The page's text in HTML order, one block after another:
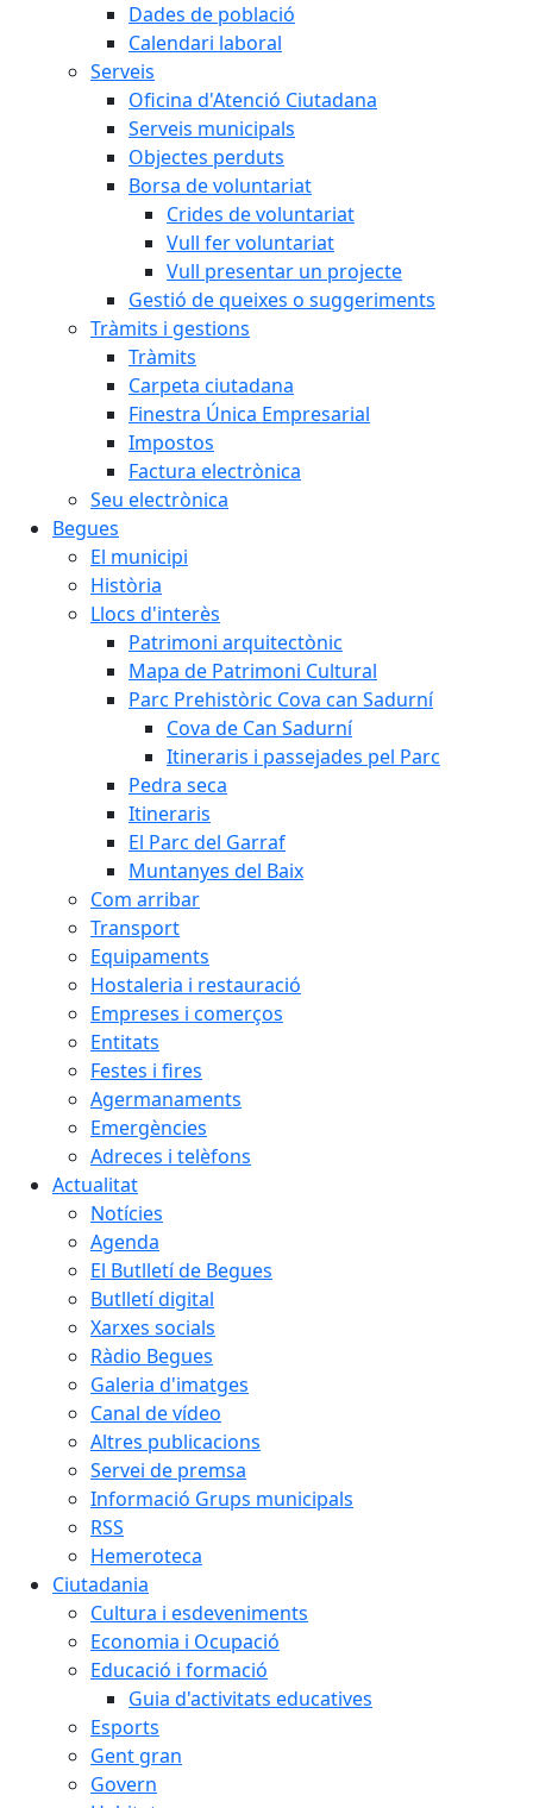
Dades de població
Calendari laboral
Serveis
Oficina d'Atenció Ciutadana
Serveis municipals
Objectes perduts
Borsa de voluntariat
Crides de voluntariat
Vull fer voluntariat
Vull presentar un projecte
Gestió de queixes o suggeriments
Tràmits i gestions
Tràmits
Carpeta ciutadana
Finestra Única Empresarial
Impostos
Factura electrònica
Seu electrònica
Begues
El municipi
Història
Llocs d'interès
Patrimoni arquitectònic
Mapa de Patrimoni Cultural
Parc Prehistòric Cova can Sadurní
Cova de Can Sadurní
Itineraris i passejades pel Parc
Pedra seca
Itineraris
El Parc del Garraf
Muntanyes del Baix
Com arribar
Transport
Equipaments
Hostaleria i restauració
Empreses i comerços
Entitats
Festes i fires
Agermanaments
Emergències
Adreces i telèfons
Actualitat
Notícies
Agenda
El Butlletí de Begues
Butlletí digital
Xarxes socials
Ràdio Begues
Galeria d'imatges
Canal de vídeo
Altres publicacions
Servei de premsa
Informació Grups municipals
RSS
Hemeroteca
Ciutadania
Cultura i esdeveniments
Economia i Ocupació
Educació i formació
Guia d'activitats educatives
Esports
Gent gran
Govern